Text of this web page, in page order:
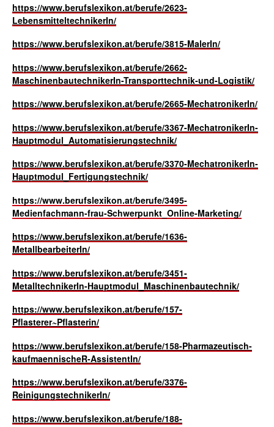
https://www.berufslexikon.at/berufe/2623-
LebensmitteltechnikerIn/
https://www.berufslexikon.at/berufe/3815-MalerIn/
https://www.berufslexikon.at/berufe/2662-
MaschinenbautechnikerIn-Transporttechnik-und-Logistik/
https://www.berufslexikon.at/berufe/2665-MechatronikerIn/
https://www.berufslexikon.at/berufe/3367-MechatronikerIn-
Hauptmodul_Automatisierungstechnik/
https://www.berufslexikon.at/berufe/3370-MechatronikerIn-
Hauptmodul_Fertigungstechnik/
https://www.berufslexikon.at/berufe/3495-
Medienfachmann-frau-Schwerpunkt_Online-Marketing/
https://www.berufslexikon.at/berufe/1636-
MetallbearbeiterIn/
https://www.berufslexikon.at/berufe/3451-
MetalltechnikerIn-Hauptmodul_Maschinenbautechnik/
https://www.berufslexikon.at/berufe/157-
Pflasterer~Pflasterin/
https://www.berufslexikon.at/berufe/158-Pharmazeutisch-
kaufmaennischeR-AssistentIn/
https://www.berufslexikon.at/berufe/3376-
ReinigungstechnikerIn/
https://www.berufslexikon.at/berufe/188-